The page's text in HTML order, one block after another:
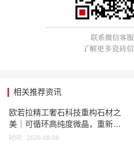
相关推荐资讯
欧若拉精工奢石科技重构石材之
美｜可循环高纯度微晶，重新定
义高端奢石原料
时间：2026-08-08